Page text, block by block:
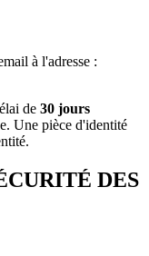
à l'adresse :
de 30 jours
Une pièce d'identité
DES